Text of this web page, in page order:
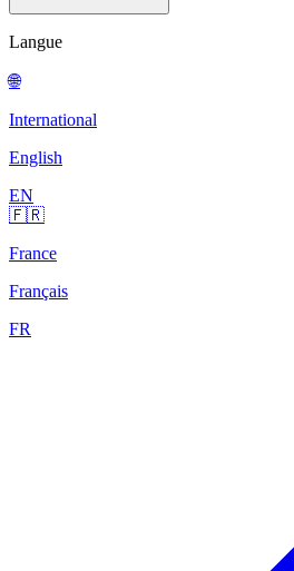
Langue
🌐
International
English
EN
🇫🇷
France
Français
FR